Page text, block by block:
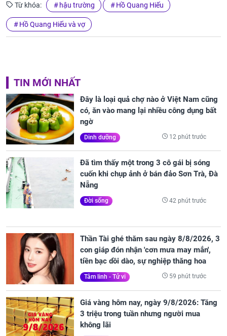
Từ khóa: hậu trường Hồ Quang Hiếu
Hồ Quang Hiếu và vợ
TIN MỚI NHẤT
Đây là loại quả chợ nào ở Việt Nam cũng
có, ăn vào mang lại nhiều công dụng bất
ngờ
Dinh dưỡng 12 phút trước
Đã tìm thấy một trong 3 cô gái bị sóng
cuốn khi chụp ảnh ở bán đảo Sơn Trà, Đà
Nẵng
Đời sống 42 phút trước
Thần Tài ghé thăm sau ngày 8/8/2026, 3
con giáp đón nhận 'cơn mưa may mắn',
tiền bạc dồi dào, sự nghiệp thăng hoa
Tâm linh - Tử vi 59 phút trước
Giá vàng hôm nay, ngày 9/8/2026: Tăng
3 triệu trong tuần nhưng người mua
không lãi